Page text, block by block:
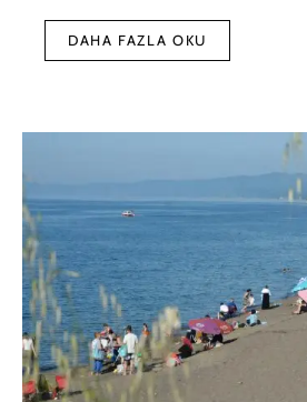
DAHA FAZLA OKU